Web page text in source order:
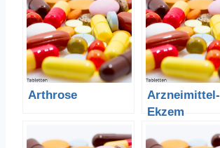
Arthrose
Arzneimittel-
Ekzem